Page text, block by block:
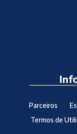
Parceiros
Termos de